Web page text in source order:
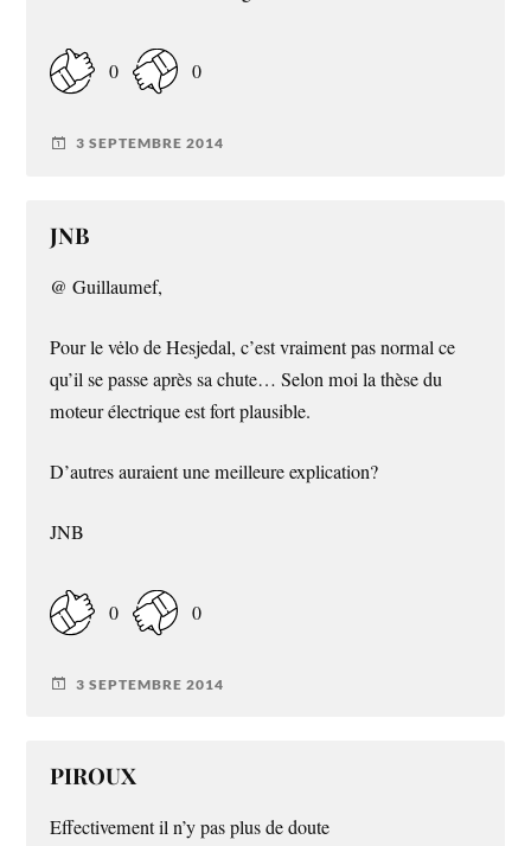
0 0
3 SEPTEMBRE 2014
JNB
@ Guillaumef,
Pour le vėlo de Hesjedal, c’est vraiment pas normal ce
qu’il se passe après sa chute… Selon moi la thèse du
moteur électrique est fort plausible.
D’autres auraient une meilleure explication?
JNB
0 0
3 SEPTEMBRE 2014
PIROUX
Effectivement il n’y pas plus de doute